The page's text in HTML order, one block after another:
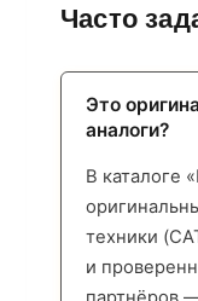
Часто
Это
аналоги?
В каталоге
техники
и